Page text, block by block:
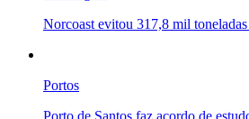
Norcoast evitou 317,8 mil
Portos